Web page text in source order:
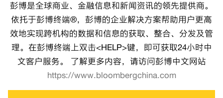
彭博是全球商业、金融信息和新闻资讯的领先提供商。
依托于彭博终端®，彭博的企业解决方案帮助用户更高
效地实现跨机构的数据和信息的获取、整合、分发及管
理。在彭博终端上双击<HELP>键，即可获取24小时中
文客户服务。 了解更多内容，请访问彭博中文网站
https://www.bloombergchina.com